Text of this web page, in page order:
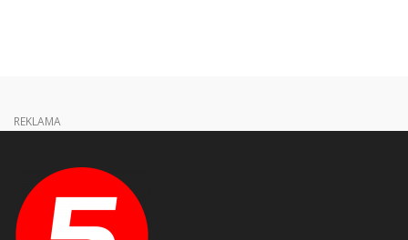
REKLAMA